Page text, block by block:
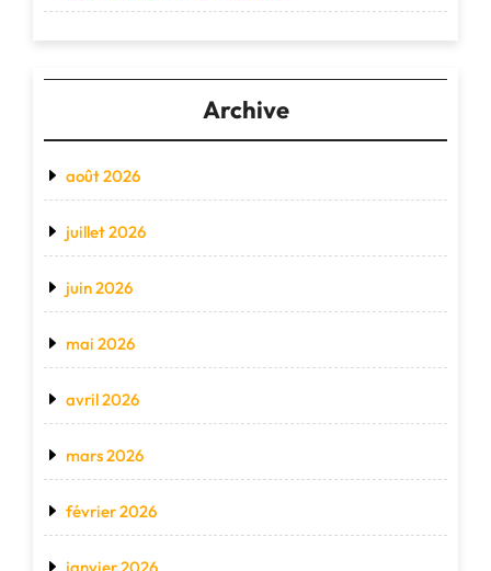
Archive
août 2026
juillet 2026
juin 2026
mai 2026
avril 2026
mars 2026
février 2026